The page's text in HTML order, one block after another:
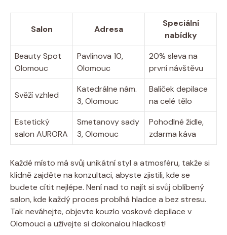
Salon Adresa
Speciální
nabídky
Beauty Spot
Olomouc
Pavlínova 10,
Olomouc
20% sleva na
první návštěvu
Svěží vzhled
Katedrálne nám.
3, Olomouc
Balíček depilace
na celé tělo
Estetický
salon AURORA
Smetanovy sady
3, Olomouc
Pohodlné židle,
zdarma káva
Každé místo má svůj unikátní styl a atmosféru, takže si
klidně zajděte na konzultaci, abyste zjistili, kde se
budete cítit nejlépe. Není nad to najít si svůj oblíbený
salon, kde každý proces probíhá hladce a bez stresu.
Tak neváhejte, objevte kouzlo voskové depilace v
Olomouci a užívejte si dokonalou hladkost!